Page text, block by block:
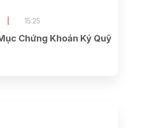
Chứng Khoán Ký Quỹ
15:25